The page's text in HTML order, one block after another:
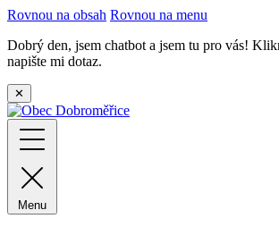
Rovnou na obsah Rovnou na menu
Dobrý den, jsem chatbot a jsem tu pro vás!
napište mi dotaz.
✕
Menu